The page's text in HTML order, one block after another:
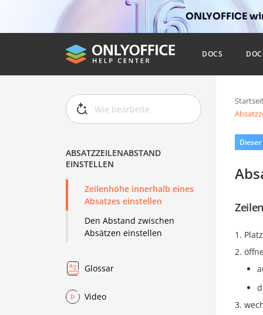
ONLYOFFICE
DOCS
ABSATZZEILENABSTAND
EINSTELLEN
Zeilenhöhe innerhalb eines
Absatzes einstellen
Den Abstand zwischen
Absätzen einstellen
Glossar
Video